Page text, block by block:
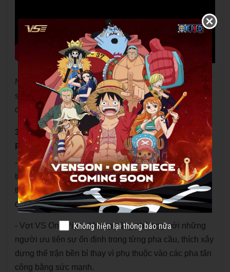
Ngoài ra, người chơi có thể xem thêm các mẫu cùng
series nhưVS One Piece LuffyvàVS One Piece Zoro
để có thêm lựa chọn đa dạng hơn.
3. Đối tượng phù hợp với vợt cầu lông VS One
Piece Usopp
- Cây vợt phù hợp với người chơi phong trào đang
trong giai đoạn nâng trình và người chơi trung cấp
theo đuổi lối đánh kiểm soát, thiên về chiến thuật và
điều tiết nhịp độ trận đấu.
- Vợt VS One Piece Usopp cũng phù hợp với những
người ưu tiên sự ổn định trong từng pha cầu, thích xây
dựng thế trận bền bỉ thay vì phụ thuộc vào các pha tấn
công bằng sức mạnh.
Không hiện lại thông báo nữa